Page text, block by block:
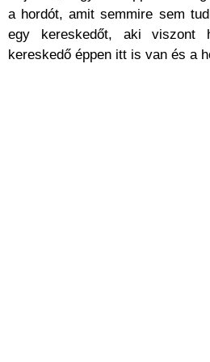
a hordót, amit semmire sem
egy kereskedőt, aki
kereskedő éppen itt is van és a